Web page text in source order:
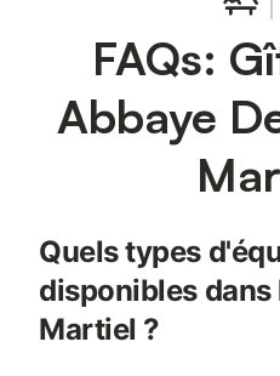
FAQs:
Abbaye
Quels types
disponibles dans
Martiel ?